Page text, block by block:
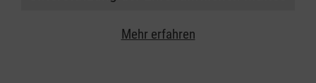
Mehr erfahren